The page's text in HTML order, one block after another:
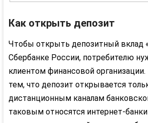
Как открыть депозит
Чтобы открыть депозитный вклад
Сбербанке России, потребителю
клиентом финансовой
тем, что депозит открывается
дистанционным каналам
таковым относятся интернет-